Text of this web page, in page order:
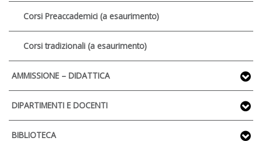
Corsi Preaccademici (a esaurimento)
Corsi tradizionali (a esaurimento)
AMMISSIONE – DIDATTICA
DIPARTIMENTI E DOCENTI
BIBLIOTECA